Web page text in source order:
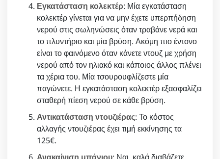
Εγκατάσταση κολεκτέρ: Μία εγκατάσταση
κολεκτέρ γίνεται για να μην έχετε υπερπήδηση
νερού στις σωληνώσεις όταν τραβάνε νερά και
το πλυντήριο και μία βρύση. Ακόμη πιο έντονο
είναι το φαινόμενο όταν κάνετε ντουζ με χρήση
νερού από τον ηλιακό και κάποιος άλλος πλένει
τα χέρια του. Μία τσουρουφλίζεστε μία
παγώνετε. Η εγκατάσταση κολεκτέρ εξασφαλίζει
σταθερή πίεση νερού σε κάθε βρύση.
Αντικατάσταση ντουζιέρας: Το κόστος
αλλαγής ντουζιέρας έχει τιμή εκκίνησης τα
125€.